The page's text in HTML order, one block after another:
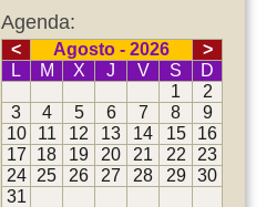
Agenda:
< Agosto - 2026
>
L
M X J V S
D
1
2
3
4 5 6 7 8
9
10
11 12 13 14 15
16
17
18 19 20 21 22
23
24
25 26 27 28 29
30
31